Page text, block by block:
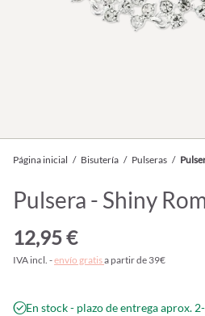
Página inicial / Bisutería / Pulseras /
Pulsera - Shiny
12,95 €
IVA incl. -envío gratisa partir de 39€
En stock - plazo de entrega aprox.